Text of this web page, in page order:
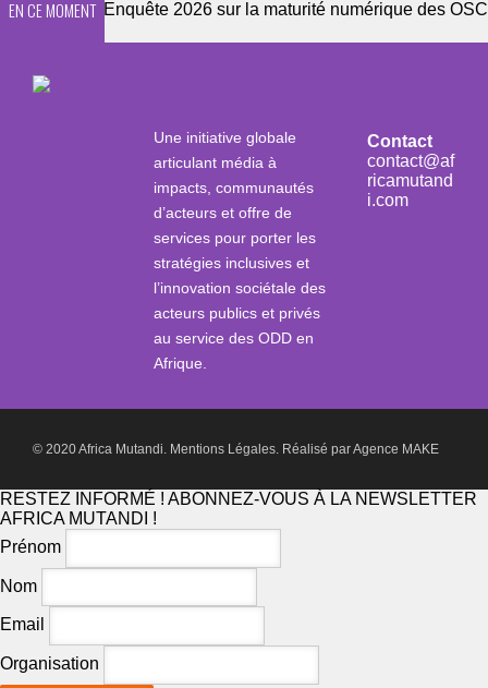
EN CE MOMENTEnquête 2026 sur la maturité numérique des OSC
Une initiative globale
articulant média à
impacts, communautés
d’acteurs et offre de
services pour porter les
stratégies inclusives et
l’innovation sociétale des
acteurs publics et privés
au service des ODD en
Afrique.
Contact
contact@af
ricamutand
i.com
© 2020 Africa Mutandi. Mentions Légales. Réalisé parAgence MAKE
RESTEZ INFORMÉ ! ABONNEZ-VOUS À LA NEWSLETTER
AFRICA MUTANDI !
Prénom
Nom
Email
Organisation